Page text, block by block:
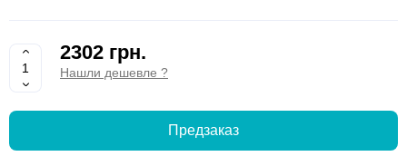
2302 грн.
Нашли дешевле ?
Предзаказ